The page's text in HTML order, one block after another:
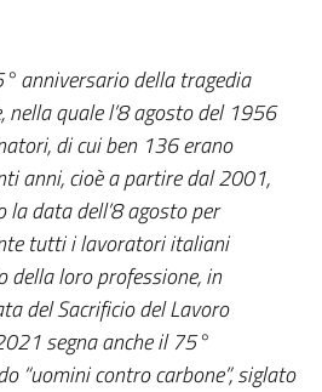
anniversario della tragedia
quale l’8 agosto del 1956
di cui ben 136 erano
anni, cioè a partire dal 2001,
la data dell’8 agosto per
tutti i lavoratori italiani
della loro professione, in
del Sacrificio del Lavoro
segna anche il 75°
“uomini contro carbone”, siglato